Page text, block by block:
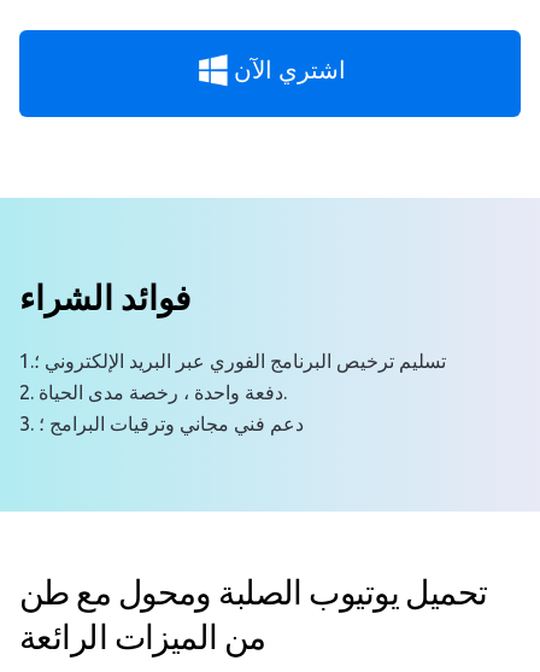
اشتري الآن
فوائد الشراء
1.تسليم ترخيص البرنامج الفوري عبر البريد الإلكتروني ؛
2. دفعة واحدة ، رخصة مدى الحياة.
3. دعم فني مجاني وترقيات البرامج ؛
تحميل يوتيوب الصلبة ومحول مع طن
من الميزات الرائعة